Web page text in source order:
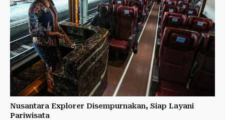
Nusantara Explorer Disempurnakan, Siap Layani
Pariwisata